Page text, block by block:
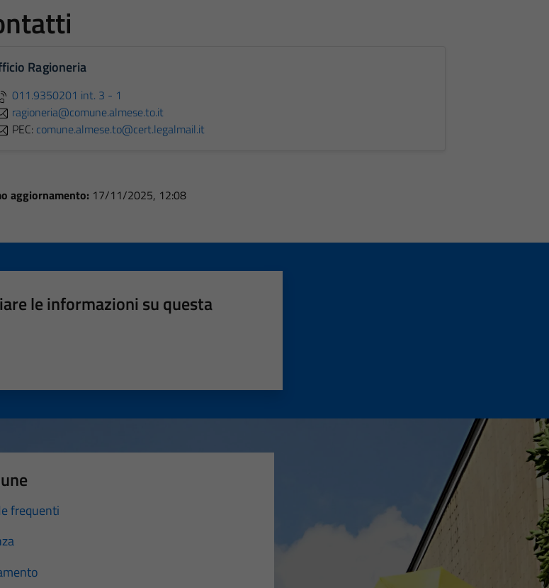
Ragioneria
011.9350201 int. 3 - 1
ragioneria@comune.almese.to.it
PEC: comune.almese.to@cert.legalmail.it
aggiornamento: 17/11/2025, 12:08
le informazioni su questa
frequenti